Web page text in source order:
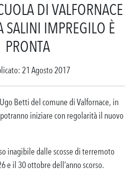
DI VALFORNACE
SALINI IMPREGILO È
PRONTA
21 Agosto 2017
Betti del comune di Valfornace, in
iniziare con regolarità il nuovo
inagibile dalle scosse di terremoto
e il 30 ottobre dell’anno scorso.